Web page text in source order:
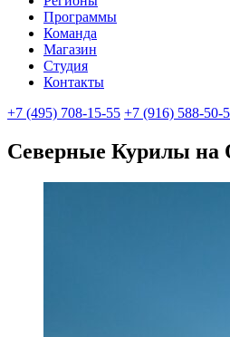
Программы
Команда
Магазин
Студия
Контакты
+7 (495) 708-15-55 +7 (916) 588-50-
Северные Курилы